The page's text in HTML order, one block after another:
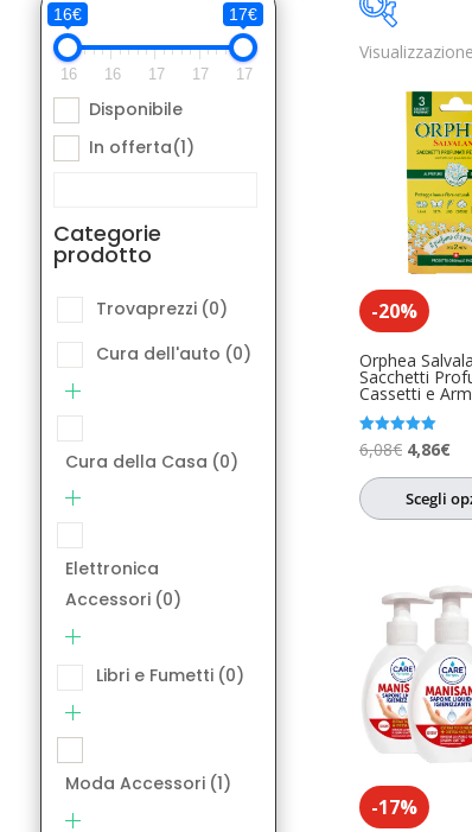
16€ 17€
16 16 17 17 17
Disponibile
In offerta(1)
Categorie
prodotto
Trovaprezzi (0)
Cura dell'auto (0)
Cura della Casa (0)
Elettronica
Accessori (0)
Libri e Fumetti (0)
Moda Accessori (1)
Cura
Cura
Libri
Moda
SALDI
Product
-20%
Orphea
Sacchetti
Cassetti e
Valutato
5.00
6,08€ Il
prezzo
originale
4,86€Il
Scegli
-17%